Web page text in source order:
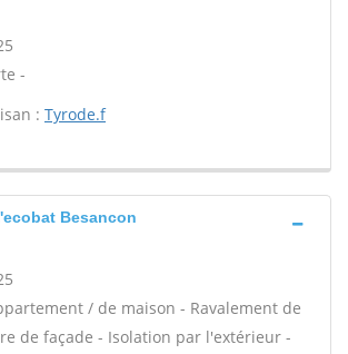
-
: Tyrode.f
Besancon
/ de maison - Ravalement de
de façade - Isolation par l'extérieur -